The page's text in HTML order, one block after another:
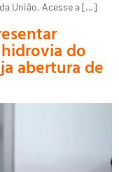
União. Acesse a […]
do
abertura de